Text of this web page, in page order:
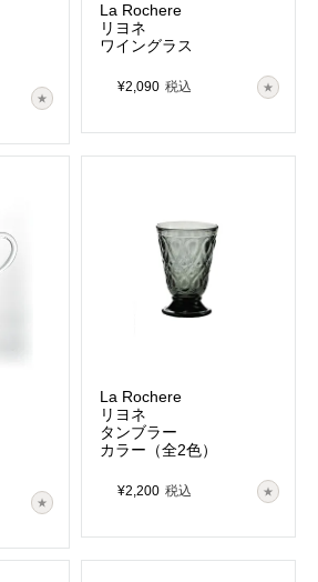
La Rochere
リヨネ
ワイングラス
¥2,090 税込
La Rochere
リヨネ
タンブラー
カラー（全2色）
¥2,200 税込